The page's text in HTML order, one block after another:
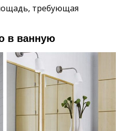
требующая
в ванную